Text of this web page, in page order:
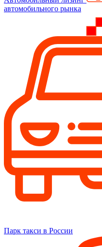
автомобильного рынка
Парк такси в России